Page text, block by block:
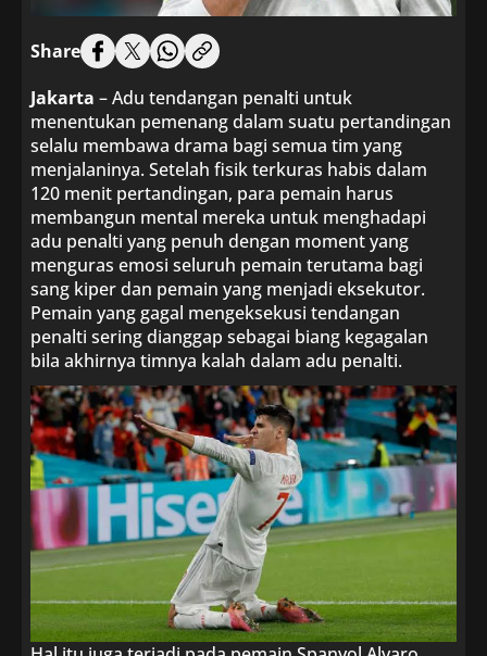
Share
Jakarta – Adu tendangan penalti untuk
menentukan pemenang dalam suatu pertandingan
selalu membawa drama bagi semua tim yang
menjalaninya. Setelah fisik terkuras habis dalam
120 menit pertandingan, para pemain harus
membangun mental mereka untuk menghadapi
adu penalti yang penuh dengan moment yang
menguras emosi seluruh pemain terutama bagi
sang kiper dan pemain yang menjadi eksekutor.
Pemain yang gagal mengeksekusi tendangan
penalti sering dianggap sebagai biang kegagalan
bila akhirnya timnya kalah dalam adu penalti.